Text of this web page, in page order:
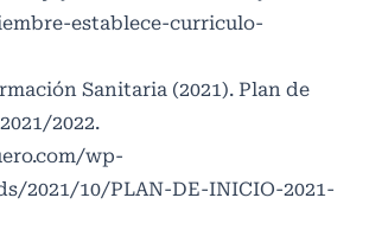
establece-curriculo-
Sanitaria (2021). Plan de
2022.
wp-
2021/10/PLAN-DE-INICIO-2021-